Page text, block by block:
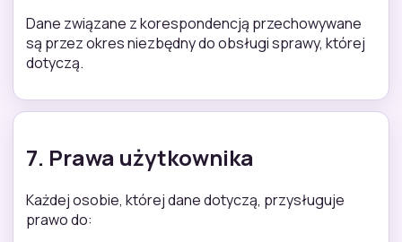
Dane związane z korespondencją przechowywane
są przez okres niezbędny do obsługi sprawy, której
dotyczą.
7. Prawa użytkownika
Każdej osobie, której dane dotyczą, przysługuje
prawo do: